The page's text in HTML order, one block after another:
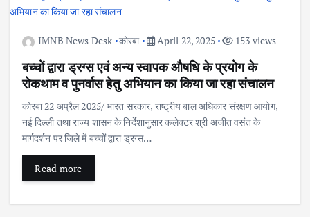
IMNB News Desk कोरबा April 22, 2025 153 views
बच्चों द्वारा ड्रग्स एवं अन्य स्वापक औषधि के प्रयोग के
रोकथाम व पुनर्वास हेतु अभियान का किया जा रहा संचालन
कोरबा 22 अप्रैल 2025/ भारत सरकार, राष्ट्रीय बाल अधिकार संरक्षण आयोग,
नई दिल्ली तथा राज्य शासन के निर्देशानुसार कलेक्टर श्री अजीत वसंत के
मार्गदर्शन पर जिले में बच्चों द्वारा ड्रग्स…
Read more